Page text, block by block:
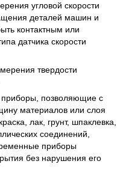
угловой скорости
деталей машин и
контактным или
датчика скорости
твердости
позволяющие с
материалов или слоя
лак, грунт, шпаклевка,
соединений,
приборы
без нарушения его